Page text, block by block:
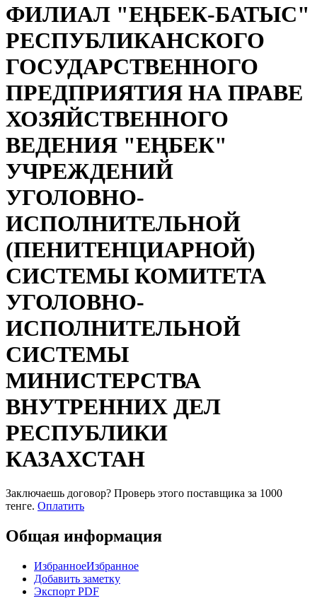
ФИЛИАЛ "ЕҢБЕК-БАТЫС"
РЕСПУБЛИКАНСКОГО
ГОСУДАРСТВЕННОГО
ПРЕДПРИЯТИЯ НА ПРАВЕ
ХОЗЯЙСТВЕННОГО
ВЕДЕНИЯ "ЕҢБЕК"
УЧРЕЖДЕНИЙ
УГОЛОВНО-
ИСПОЛНИТЕЛЬНОЙ
(ПЕНИТЕНЦИАРНОЙ)
СИСТЕМЫ КОМИТЕТА
УГОЛОВНО-
ИСПОЛНИТЕЛЬНОЙ
СИСТЕМЫ
МИНИСТЕРСТВА
ВНУТРЕННИХ ДЕЛ
РЕСПУБЛИКИ
КАЗАХСТАН
Заключаешь договор? Проверь этого поставщика за 1000
тенге. Оплатить
Общая информация
ИзбранноеИзбранное
Добавить заметку
Экспорт PDF